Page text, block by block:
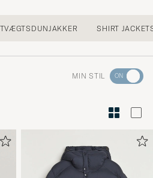
SHIRT
MIN STIL Gå
Stilråd
aktivere
Min